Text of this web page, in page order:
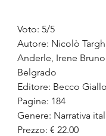
Voto: 5/5
Autore: Nicolò
Anderle, Irene
Belgrado
Editore: Becco
Pagine: 184
Genere: Narrativa
Prezzo: € 22.00